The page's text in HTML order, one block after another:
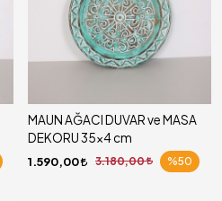
MAUN AĞACI DUVAR ve MASA
DEKORU 35x4 cm
1.590,00 3.180,00 %50